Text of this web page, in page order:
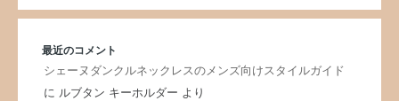
最近のコメント
シェーヌダンクルネックレスのメンズ向けスタイルガイド
に ルブタン キーホルダー より